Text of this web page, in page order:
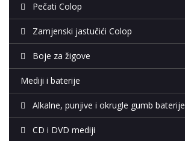
Pečati Colop
Zamjenski jastučići Colop
Boje za žigove
Mediji i baterije
Alkalne, punjive i okrugle gumb baterije
CD i DVD mediji